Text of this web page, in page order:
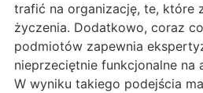
trafić na organizację, te, które
życzenia. Dodatkowo, coraz
podmiotów zapewnia
nieprzeciętnie funkcjonalne na
W wyniku takiego podejścia